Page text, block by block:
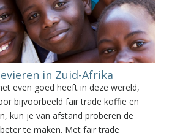
in Zuid-Afrika
even goed heeft in deze wereld,
bijvoorbeeld fair trade koffie en
kun je van afstand proberen de
te maken. Met fair trade